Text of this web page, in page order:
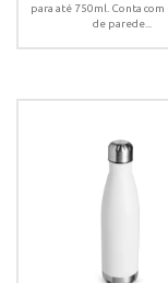
para até 750ml. Conta
de parede...